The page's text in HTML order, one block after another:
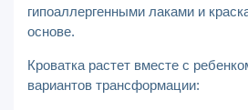
гипоаллергенными лаками и
основе.
Кроватка растет вместе с
вариантов трансформации: